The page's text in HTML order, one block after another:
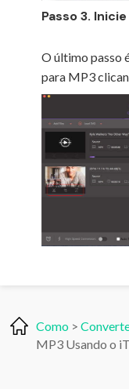
Passo 3.
O último passo
para MP3
Como >
MP3 Usando o